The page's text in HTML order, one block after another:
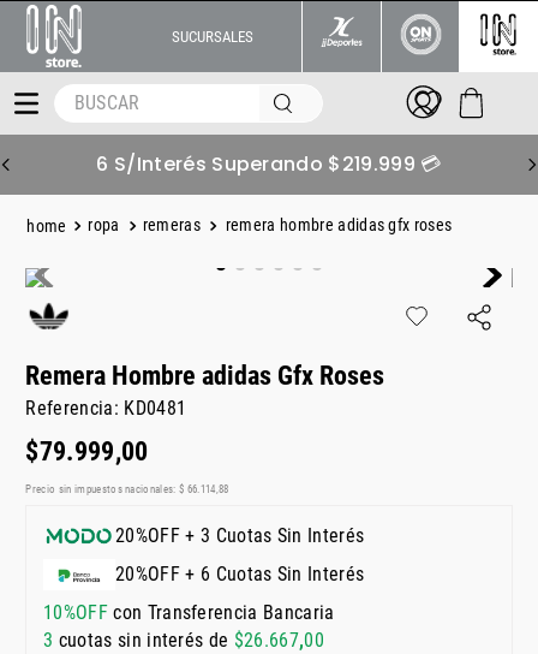
SUCURSALES
BUSCAR
6 S/Interés Superando $219.999 💳
ropa remeras remera hombre adidas gfx roses
Remera Hombre adidas Gfx Roses
Referencia: KD0481
$79.999,00
Precio sin impuestos nacionales: $ 66 114 88
20%OFF + 3 Cuotas Sin Interés
20%OFF + 6 Cuotas Sin Interés
10%OFFcon Transferencia Bancaria
3 cuotas sin interés de $26.667,00